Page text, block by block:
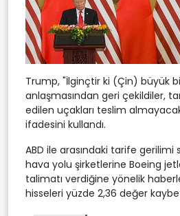
Trump, "İlginçtir ki (Çin) büyük
anlaşmasından geri çekildiler,
edilen uçakları teslim
ifadesini kullandı.
ABD ile arasındaki tarife gerilimi
hava yolu şirketlerine Boeing
talimatı verdiğine yönelik
hisseleri yüzde 2,36 değer